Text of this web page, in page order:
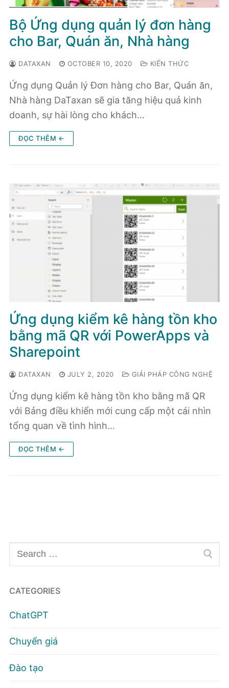
Bộ Ứng dụng quản lý đơn hàng
cho Bar, Quán ăn, Nhà hàng
DATAXAN OCTOBER 10, 2020 KIẾN THỨC
Ứng dụng Quản lý Đơn hàng cho Bar, Quán ăn,
Nhà hàng DaTaxan sẽ gia tăng hiệu quả kinh
doanh, sự hài lòng cho khách…
ĐỌC THÊM ←
Ứng dụng kiểm kê hàng tồn kho
bằng mã QR với PowerApps và
Sharepoint
DATAXAN JULY 2, 2020 GIẢI PHÁP CÔNG NGHỆ
Ứng dụng kiểm kê hàng tồn kho bằng mã QR
với Bảng điều khiển mới cung cấp một cái nhìn
tổng quan về tình hình…
ĐỌC THÊM ←
Tìm
kiếm
CATEGORIES
ChatGPT
Chuyển giá
Đào tạo